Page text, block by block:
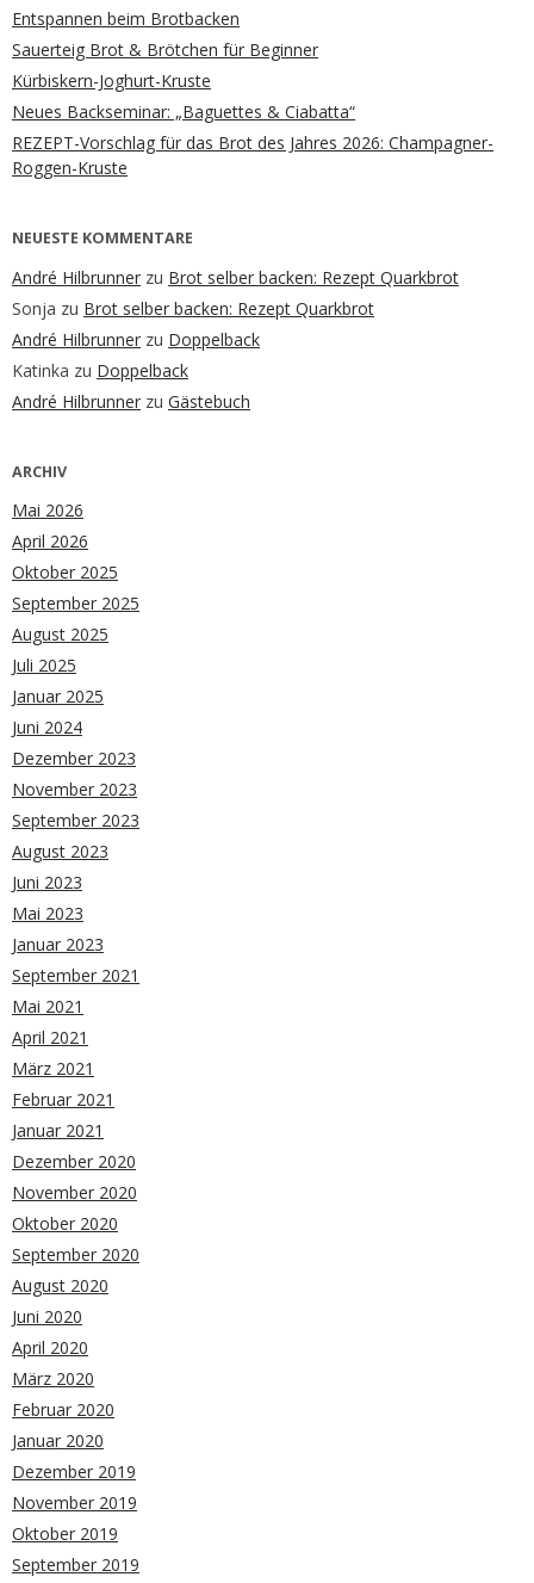
Entspannen beim Brotbacken
Sauerteig Brot & Brötchen für Beginner
Kürbiskern-Joghurt-Kruste
Neues Backseminar: „Baguettes & Ciabatta“
REZEPT-Vorschlag für das Brot des Jahres 2026: Champagner-
Roggen-Kruste
NEUESTE KOMMENTARE
André Hilbrunner zu Brot selber backen: Rezept Quarkbrot
Sonja zu Brot selber backen: Rezept Quarkbrot
André Hilbrunner zu Doppelback
Katinka zu Doppelback
André Hilbrunner zu Gästebuch
ARCHIV
Mai 2026
April 2026
Oktober 2025
September 2025
August 2025
Juli 2025
Januar 2025
Juni 2024
Dezember 2023
November 2023
September 2023
August 2023
Juni 2023
Mai 2023
Januar 2023
September 2021
Mai 2021
April 2021
März 2021
Februar 2021
Januar 2021
Dezember 2020
November 2020
Oktober 2020
September 2020
August 2020
Juni 2020
April 2020
März 2020
Februar 2020
Januar 2020
Dezember 2019
November 2019
Oktober 2019
September 2019